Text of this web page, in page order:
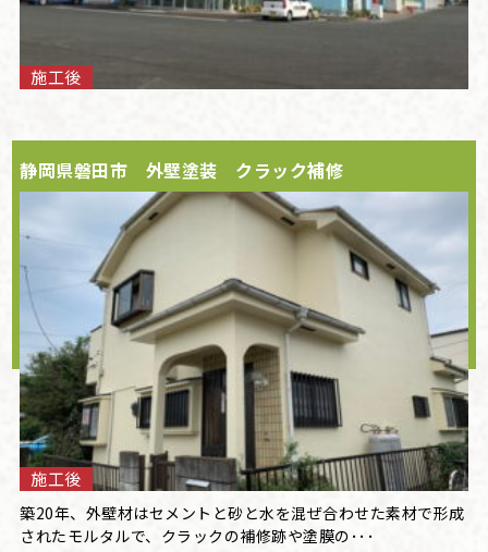
施工後
静岡県磐田市 外壁塗装 クラック補修
施工後
築20年、外壁材はセメントと砂と水を混ぜ合わせた素材で形成
されたモルタルで、クラックの補修跡や塗膜の･･･